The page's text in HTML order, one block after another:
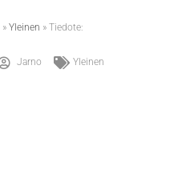
» Yleinen » Tiedote:
Jarno Yleinen